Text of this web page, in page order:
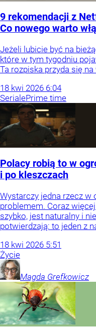
9 rekomendacji z
Co nowego warto
Jeżeli lubicie być na
które w tym tygodniu
Ta rozpiska przyda się
18 kwi 2026 6:04
SerialePrime time
Polacy robią to w
i po kleszczach
Wystarczy jedna rzecz w
problemem. Coraz
szybko, jest naturalny i
potwierdzają: to jeden z
18 kwi 2026 5:51
Życie
Magda Grefkowicz